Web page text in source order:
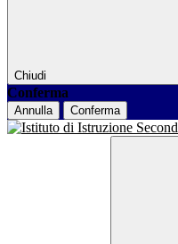
Chiudi
Conferma
Annulla Conferma